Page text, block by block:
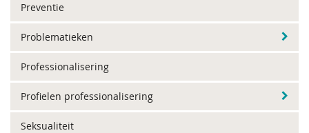
Preventie
Problematieken
Professionalisering
Profielen professionalisering
Seksualiteit